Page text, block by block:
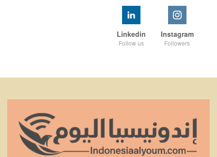
Instagram
Followers
Linkedin
Follow us